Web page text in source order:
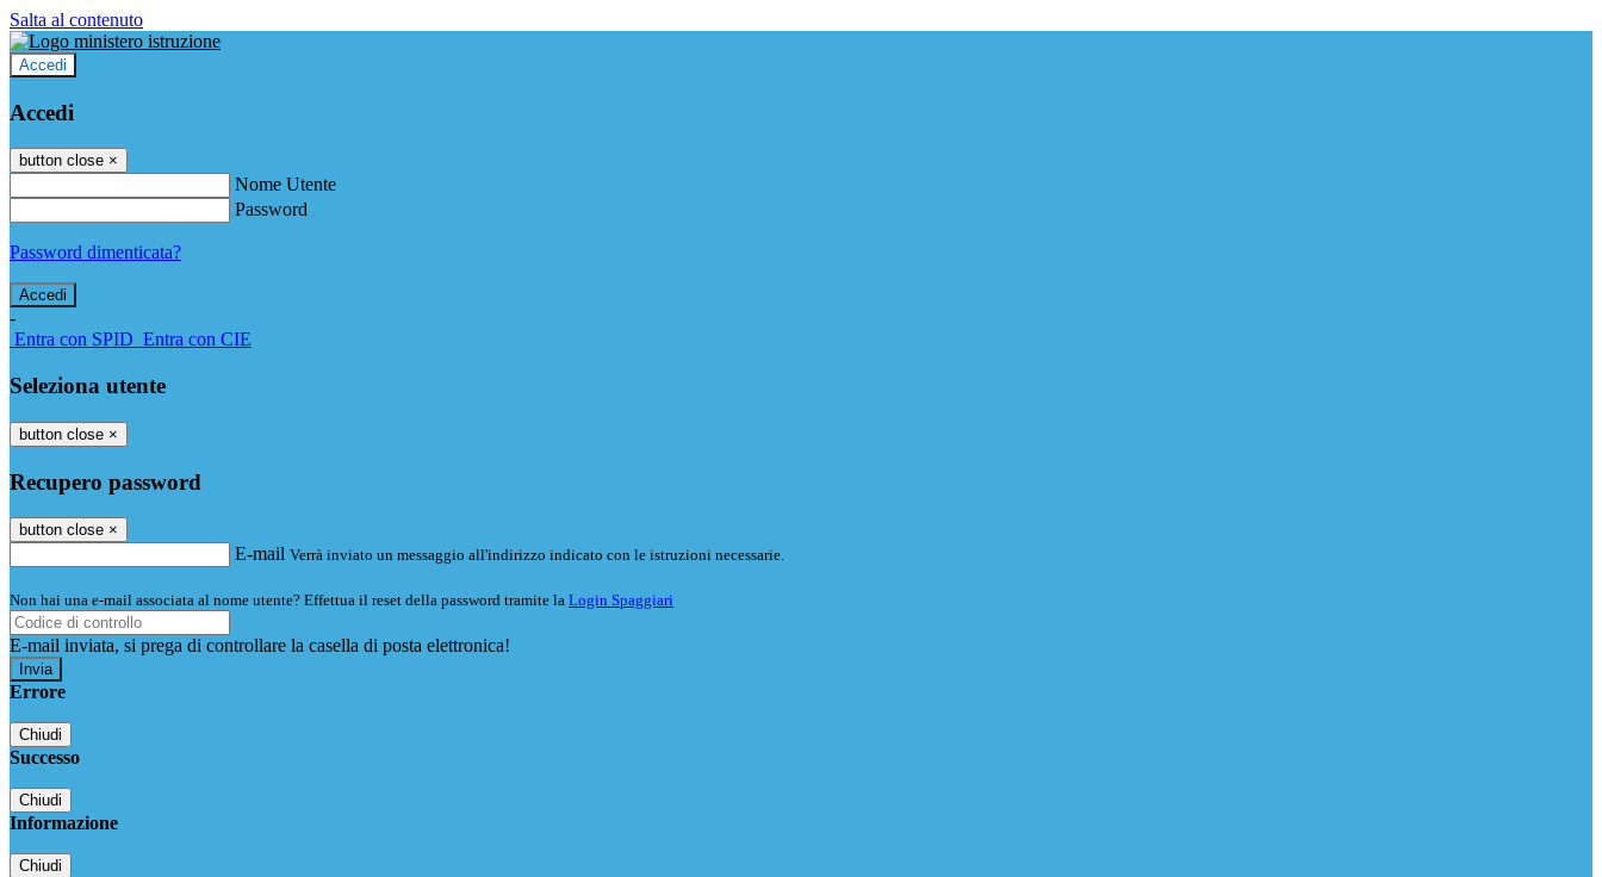
Salta al contenuto
Accedi
Accedi
button close ×
Nome Utente
Password
Password dimenticata?
-
Entra con SPID Entra con CIE
Seleziona utente
button close ×
Recupero password
button close ×
E-mail Verrà inviato un messaggio all'indirizzo indicato con le istruzioni necessarie.
Non hai una e-mail associata al nome utente? Effettua il reset della password tramite la Login Spaggiari
E-mail inviata, si prega di controllare la casella di posta elettronica!
Errore
Chiudi
Successo
Chiudi
Informazione
Chiudi